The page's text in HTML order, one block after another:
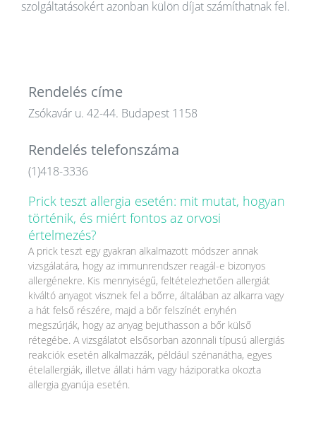
szolgáltatásokért azonban külön díjat számíthatnak fel.
Rendelés címe
Zsókavár u. 42-44. Budapest 1158
Rendelés telefonszáma
(1)418-3336
Prick teszt allergia esetén: mit mutat, hogyan
történik, és miért fontos az orvosi
értelmezés?
A prick teszt egy gyakran alkalmazott módszer annak
vizsgálatára, hogy az immunrendszer reagál-e bizonyos
allergénekre. Kis mennyiségű, feltételezhetően allergiát
kiváltó anyagot visznek fel a bőrre, általában az alkarra vagy
a hát felső részére, majd a bőr felszínét enyhén
megszúrják, hogy az anyag bejuthasson a bőr külső
rétegébe. A vizsgálatot elsősorban azonnali típusú allergiás
reakciók esetén alkalmazzák, például szénanátha, egyes
ételallergiák, illetve állati hám vagy háziporatka okozta
allergia gyanúja esetén.